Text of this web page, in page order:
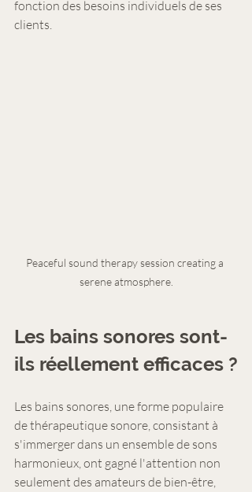
fonction des besoins individuels de ses
clients.
Peaceful sound therapy session creating a
serene atmosphere.
Les bains sonores sont-
ils réellement efficaces ?
Les bains sonores, une forme populaire
de thérapeutique sonore, consistant à
s'immerger dans un ensemble de sons
harmonieux, ont gagné l'attention non
seulement des amateurs de bien-être,